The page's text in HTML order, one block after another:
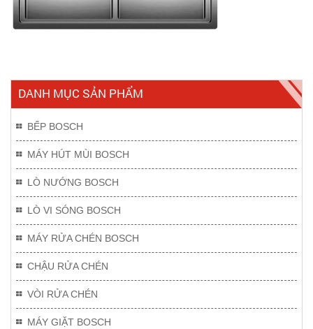
DANH MỤC SẢN PHẨM
BẾP BOSCH
MÁY HÚT MÙI BOSCH
LÒ NƯỚNG BOSCH
LÒ VI SÓNG BOSCH
MÁY RỬA CHÉN BOSCH
CHẬU RỬA CHÉN
VÒI RỬA CHÉN
MÁY GIẶT BOSCH